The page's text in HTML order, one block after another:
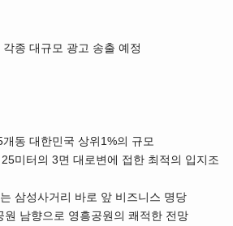
종 대규모 광고 송출 예정
개동 대한민국 상위 1%의 규모
25미터의 3면 대로변에 접한 최적의 입지조
삼성사거리 바로 앞 비즈니스 명당
원 남향으로 영흥공원의 쾌적한 전망